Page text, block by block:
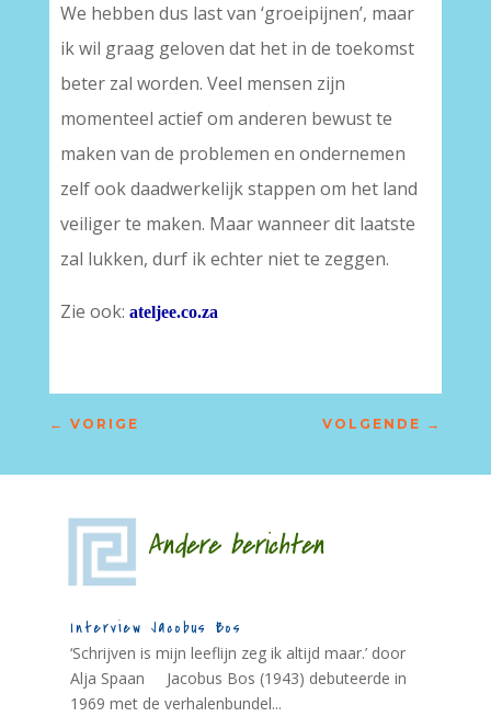
We hebben dus last van ‘groeipijnen’, maar
ik wil graag geloven dat het in de toekomst
beter zal worden. Veel mensen zijn
momenteel actief om anderen bewust te
maken van de problemen en ondernemen
zelf ook daadwerkelijk stappen om het land
veiliger te maken. Maar wanneer dit laatste
zal lukken, durf ik echter niet te zeggen.
Zie ook: ateljee.co.za
← VORIGE VOLGENDE →
Andere berichten
Interview Jacobus Bos
‘Schrijven is mijn leeflijn zeg ik altijd maar.’ door
Alja Spaan Jacobus Bos (1943) debuteerde in
1969 met de verhalenbundel...